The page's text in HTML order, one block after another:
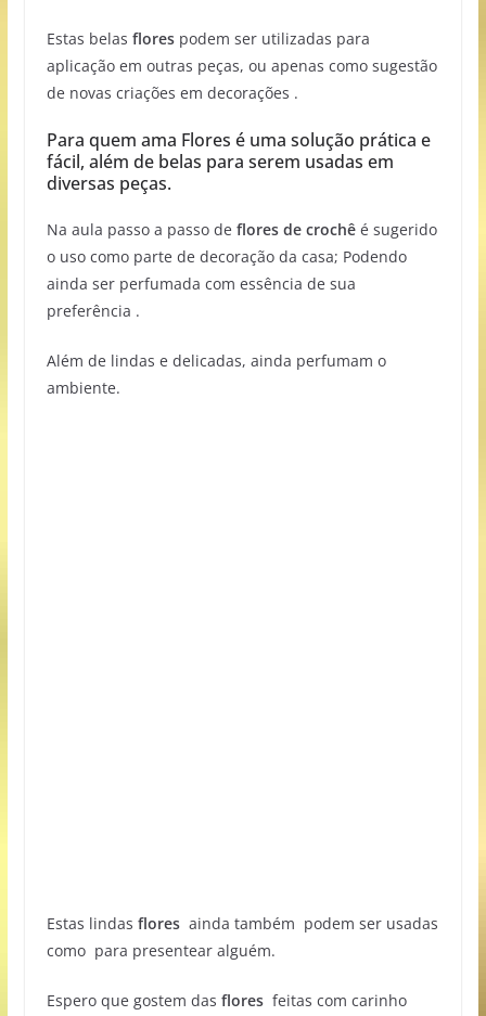
Estas belas flores podem ser utilizadas para
aplicação em outras peças, ou apenas como sugestão
de novas criações em decorações .
Para quem ama Flores é uma solução prática e
fácil, além de belas para serem usadas em
diversas peças.
Na aula passo a passo de flores de crochêé sugerido
o uso como parte de decoração da casa; Podendo
ainda ser perfumada com essência de sua
preferência .
Além de lindas e delicadas, ainda perfumam o
ambiente.
Estas lindas flores ainda também podem ser usadas
como para presentear alguém.
Espero que gostem das flores feitas com carinho